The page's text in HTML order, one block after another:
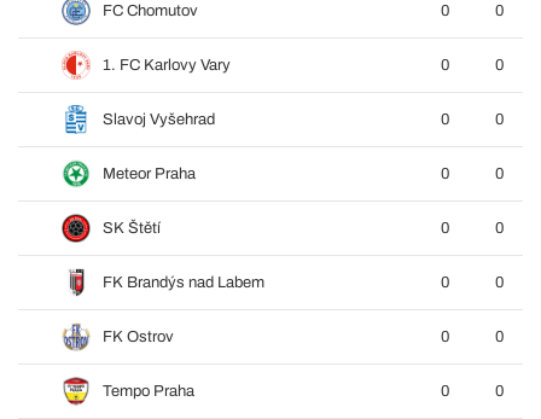
FC Chomutov 0 0
1. FC Karlovy Vary 0 0
Slavoj Vyšehrad 0 0
Meteor Praha 0 0
SK Štětí 0 0
FK Brandýs nad Labem 0 0
FK Ostrov 0 0
Tempo Praha 0 0